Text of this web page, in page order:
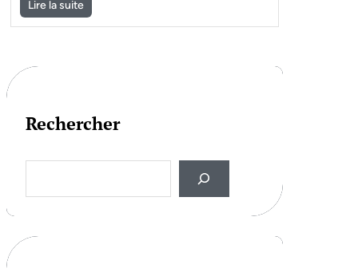
Lire la suite
Rechercher
a
h